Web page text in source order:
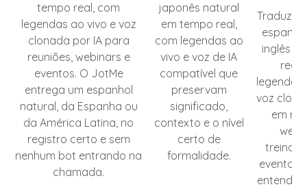
tempo real, com
legendas ao vivo e voz
clonada por IA para
reuniões, webinars e
eventos. O JotMe
entrega um espanhol
natural, da Espanha ou
da América Latina, no
registro certo e sem
nenhum bot entrando na
chamada.
japonês natural
em tempo real,
com legendas ao
vivo e voz de IA
compatível que
preservam
significado,
contexto e o nível
certo de
formalidade.
Traduza
inglês
real,
legendas
voz
em
eventos.
entende